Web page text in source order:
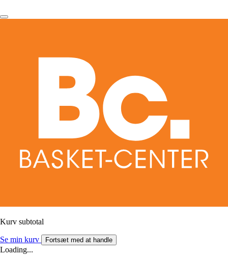
Kurv subtotal
Se min kurv Fortsæt med at handle
Loading...